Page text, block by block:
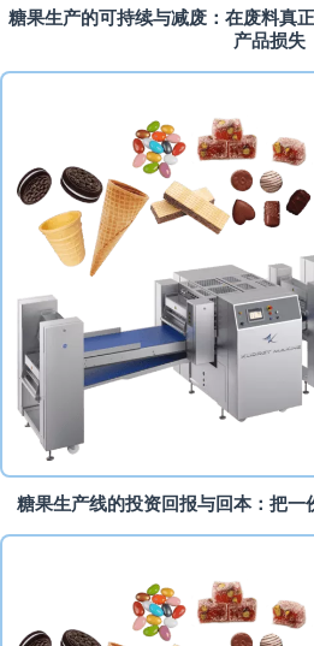
糖果生产的可持续与减废：在废料真
产品损失
糖果生产线的投资回报与回本：把